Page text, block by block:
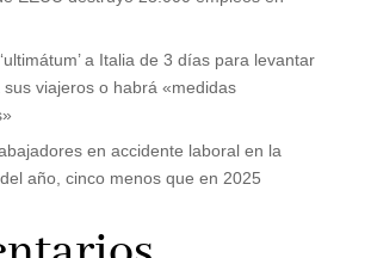
a Italia de 3 días para levantar
sus viajeros o habrá «medidas
en accidente laboral en la
año, cinco menos que en 2025